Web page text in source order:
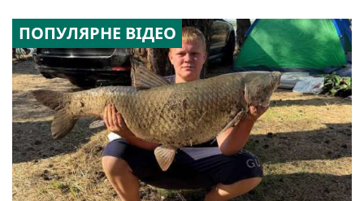
ПОПУЛЯРНЕ ВІДЕО